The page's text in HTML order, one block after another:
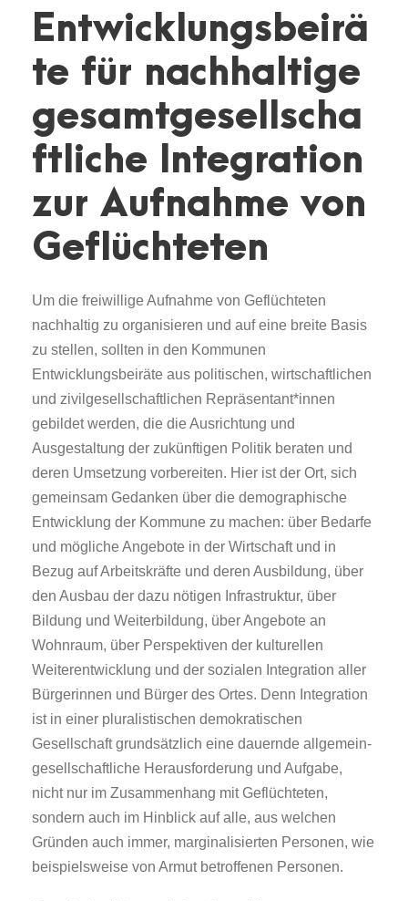
Entwicklungsbeirä
te für nachhaltige
gesamtgesellscha
ftliche Integration
zur Aufnahme von
Geflüchteten
Um die freiwillige Aufnahme von Geflüchteten
nachhaltig zu organisieren und auf eine breite Basis
zu stellen, sollten in den Kommunen
Entwicklungsbeiräte aus politischen, wirtschaftlichen
und zivilgesellschaftlichen Repräsentant*innen
gebildet werden, die die Ausrichtung und
Ausgestaltung der zukünftigen Politik beraten und
deren Umsetzung vorbereiten. Hier ist der Ort, sich
gemeinsam Gedanken über die demographische
Entwicklung der Kommune zu machen: über Bedarfe
und mögliche Angebote in der Wirtschaft und in
Bezug auf Arbeitskräfte und deren Ausbildung, über
den Ausbau der dazu nötigen Infrastruktur, über
Bildung und Weiterbildung, über Angebote an
Wohnraum, über Perspektiven der kulturellen
Weiterentwicklung und der sozialen Integration aller
Bürgerinnen und Bürger des Ortes. Denn Integration
ist in einer pluralistischen demokratischen
Gesellschaft grundsätzlich eine dauernde allgemein-
gesellschaftliche Herausforderung und Aufgabe,
nicht nur im Zusammenhang mit Geflüchteten,
sondern auch im Hinblick auf alle, aus welchen
Gründen auch immer, marginalisierten Personen, wie
beispielsweise von Armut betroffenen Personen.